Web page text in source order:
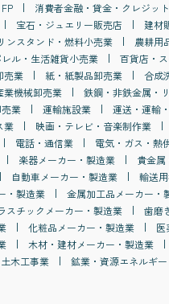
消費者金融・貸金・クレジッ
宝石・ジュエリー販売店 建材
ンスタンド・燃料小売業 農耕用
ル・生活雑貨小売業 百貨店・
売業 紙・紙製品卸売業 合成
業機械卸売業
鉄鋼・非鉄金属・
業 運輸施設業 運送・運輸
業 映画・テレビ・音楽制作業
電話・通信業 電気・ガス・熱
楽器メーカー・製造業
貴金属
自動車メーカー・製造業 輸送
・製造業 金属加工品メーカー・
スチックメーカー・製造業
歯磨
化粧品メーカー・製造業
医
木材・建材メーカー・製造業
土木工事業 鉱業・資源エネルギー